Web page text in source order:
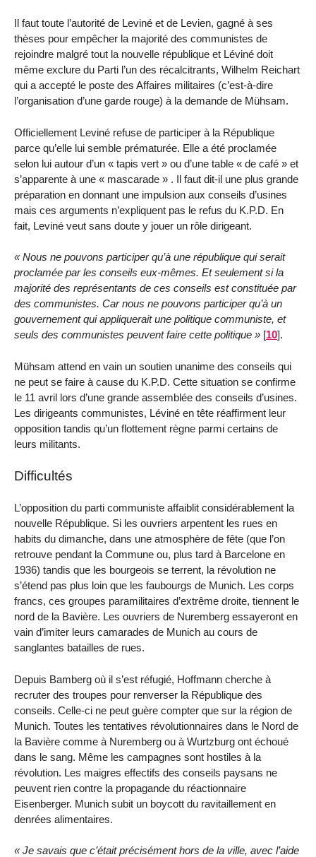
Il faut toute l’autorité de Leviné et de Levien, gagné à ses
thèses pour empêcher la majorité des communistes de
rejoindre malgré tout la nouvelle république et Léviné doit
même exclure du Parti l’un des récalcitrants, Wilhelm Reichart
qui a accepté le poste des Affaires militaires (c’est-à-dire
l’organisation d’une garde rouge) à la demande de Mühsam.
Officiellement Leviné refuse de participer à la République
parce qu’elle lui semble prématurée. Elle a été proclamée
selon lui autour d’un « tapis vert » ou d’une table « de café » et
s’apparente à une « mascarade » . Il faut dit-il une plus grande
préparation en donnant une impulsion aux conseils d’usines
mais ces arguments n’expliquent pas le refus du K.P.D. En
fait, Leviné veut sans doute y jouer un rôle dirigeant.
Nous ne pouvons participer qu’à une république qui serait
proclamée par les conseils eux-mêmes. Et seulement si la
majorité des représentants de ces conseils est constituée par
des communistes. Car nous ne pouvons participer qu’à un
gouvernement qui appliquerait une politique communiste, et
seuls des communistes peuvent faire cette politique
[10].
Mühsam attend en vain un soutien unanime des conseils qui
ne peut se faire à cause du K.P.D. Cette situation se confirme
le 11 avril lors d’une grande assemblée des conseils d’usines.
Les dirigeants communistes, Léviné en tête réaffirment leur
opposition tandis qu’un flottement règne parmi certains de
leurs militants.
Difficultés
L’opposition du parti communiste affaiblit considérablement la
nouvelle République. Si les ouvriers arpentent les rues en
habits du dimanche, dans une atmosphère de fête (que l’on
retrouve pendant la Commune ou, plus tard à Barcelone en
1936) tandis que les bourgeois se terrent, la révolution ne
s’étend pas plus loin que les faubourgs de Munich. Les corps
francs, ces groupes paramilitaires d’extrême droite, tiennent le
nord de la Bavière. Les ouvriers de Nuremberg essayeront en
vain d’imiter leurs camarades de Munich au cours de
sanglantes batailles de rues.
Depuis Bamberg où il s’est réfugié, Hoffmann cherche à
recruter des troupes pour renverser la République des
conseils. Celle-ci ne peut guère compter que sur la région de
Munich. Toutes les tentatives révolutionnaires dans le Nord de
la Bavière comme à Nuremberg ou à Wurtzburg ont échoué
dans le sang. Même les campagnes sont hostiles à la
révolution. Les maigres effectifs des conseils paysans ne
peuvent rien contre la propagande du réactionnaire
Eisenberger. Munich subit un boycott du ravitaillement en
denrées alimentaires.
Je savais que c’était précisément hors de la ville, avec l’aide